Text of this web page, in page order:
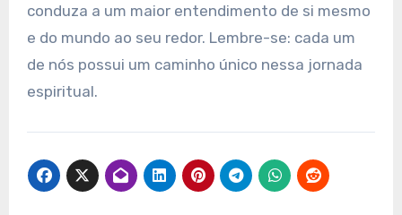
conduza a um maior entendimento de si mesmo
e do mundo ao seu redor. Lembre-se: cada um
de nós possui um caminho único nessa jornada
espiritual.